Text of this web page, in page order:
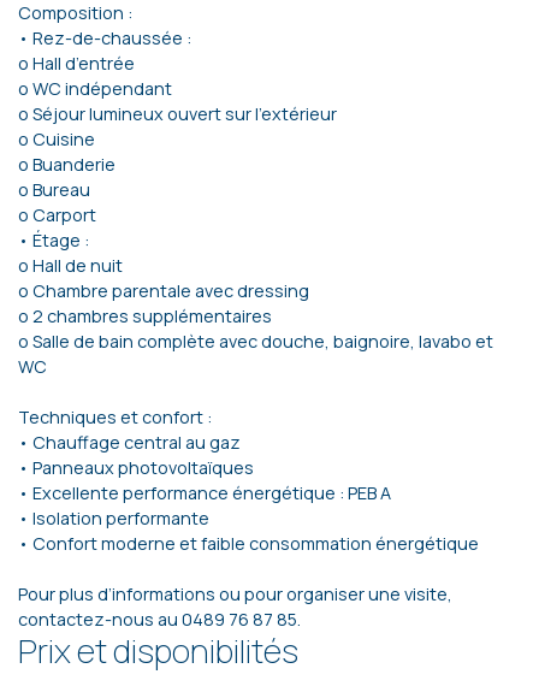
Composition :
• Rez-de-chaussée :
o Hall d’entrée
o WC indépendant
o Séjour lumineux ouvert sur l’extérieur
o Cuisine
o Buanderie
o Bureau
o Carport
• Étage :
o Hall de nuit
o Chambre parentale avec dressing
o 2 chambres supplémentaires
o Salle de bain complète avec douche, baignoire, lavabo et
WC
Techniques et confort :
• Chauffage central au gaz
• Panneaux photovoltaïques
• Excellente performance énergétique : PEB A
• Isolation performante
• Confort moderne et faible consommation énergétique
Pour plus d’informations ou pour organiser une visite,
contactez-nous au 0489 76 87 85.
Prix et disponibilités